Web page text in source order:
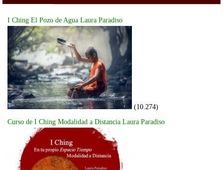
I Ching El Pozo de Agua Laura Paradiso
(10.274)
Curso de I Ching Modalidad a Distancia Laura Paradiso